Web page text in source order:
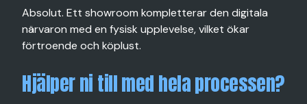
Absolut. Ett showroom kompletterar den digitala
närvaron med en fysisk upplevelse, vilket ökar
förtroende och köplust.
Hjälper ni till med hela processen?